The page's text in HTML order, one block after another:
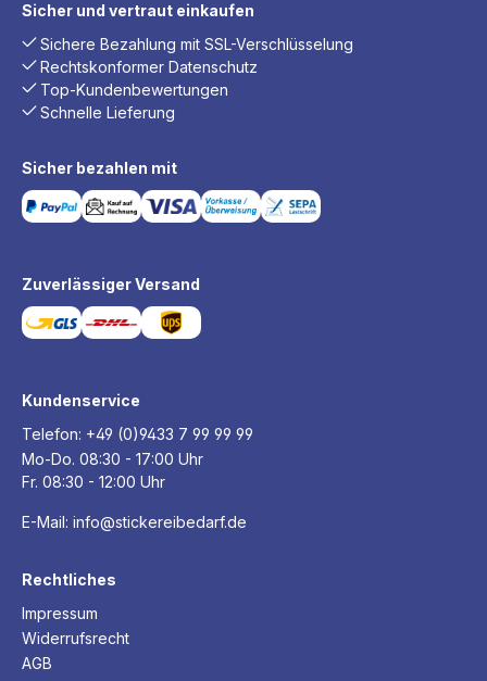
Sicher und vertraut einkaufen
Sichere Bezahlung mit SSL-Verschlüsselung
Rechtskonformer Datenschutz
Top-Kundenbewertungen
Schnelle Lieferung
Sicher bezahlen mit
Zuverlässiger Versand
Kundenservice
Telefon: +49 (0)9433 7 99 99 99
Mo-Do. 08:30 - 17:00 Uhr
Fr. 08:30 - 12:00 Uhr
E-Mail: info@stickereibedarf.de
Rechtliches
Impressum
Widerrufsrecht
AGB